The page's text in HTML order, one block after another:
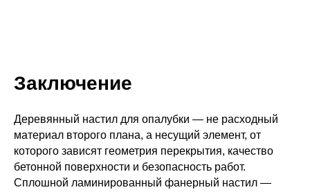
Заключение
Деревянный настил для опалубки — не расходный
материал второго плана, а несущий элемент, от
которого зависят геометрия перекрытия, качество
бетонной поверхности и безопасность работ.
Сплошной ламинированный фанерный настил —